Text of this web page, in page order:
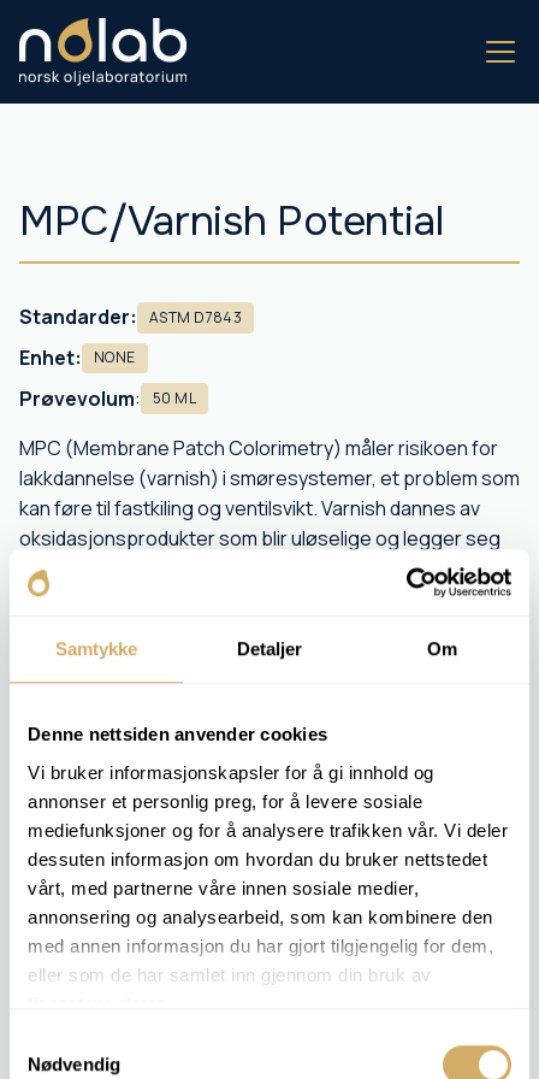
Samtykke Detaljer Om
Denne nettsiden anvender cookies
Vi bruker informasjonskapsler for å gi innhold og
annonser et personlig preg, for å levere sosiale
mediefunksjoner og for å analysere trafikken vår. Vi deler
dessuten informasjon om hvordan du bruker nettstedet
vårt, med partnerne våre innen sosiale medier,
annonsering og analysearbeid, som kan kombinere den
med annen informasjon du har gjort tilgjengelig for dem,
eller som de har samlet inn gjennom din bruk av
Nødvendig
MPC/Varnish Potential
Standarder: ASTM D7843
Enhet: NONE
Prøvevolum: 50 ML
MPC (Membrane Patch Colorimetry) måler risikoen for
lakkdannelse (varnish) i smøresystemer, et problem som
kan føre til fastkiling og ventilsvikt. Varnish dannes av
oksidasjonsprodukter som blir uløselige og legger seg
som belegg.
som dannes analyseres digitalt. En høy fargeverdi tilsier
kan iverksette tiltak som filtrering, væskebehandling
eller utskifting.
RELEVANTE ANALYSEPAKKER
Denne analysen inngår ikke noen spesiell analysepakke - men vi
kan utføre analysen på forespørsel.